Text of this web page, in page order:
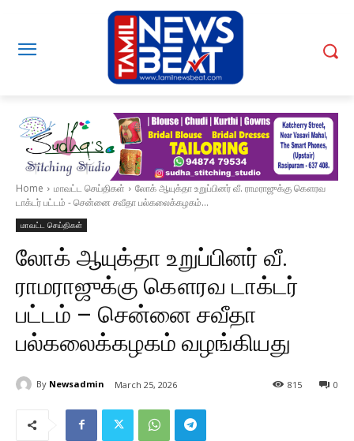
Home மாவட்ட செய்திகள்
லோக் ஆயுக்தா உறுப்பினர் வீ. ராமராஜுக்கு கௌரவ
டாக்டர் பட்டம் - சென்னை சவீதா பல்கலைக்கழகம்...
மாவட்ட செய்திகள்
லோக் ஆயுக்தா உறுப்பினர் வீ.
ராமராஜுக்கு கௌரவ டாக்டர்
பட்டம் – சென்னை சவீதா
பல்கலைக்கழகம் வழங்கியது
By Newsadmin March 25, 2026 0
815